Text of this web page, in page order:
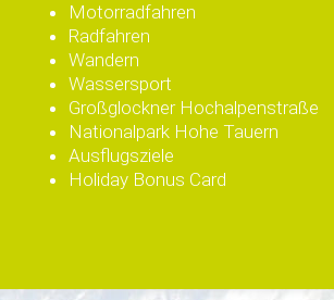
Motorradfahren
Radfahren
Wandern
Wassersport
Großglockner Hochalpenstraße
Nationalpark Hohe Tauern
Ausflugsziele
Holiday Bonus Card